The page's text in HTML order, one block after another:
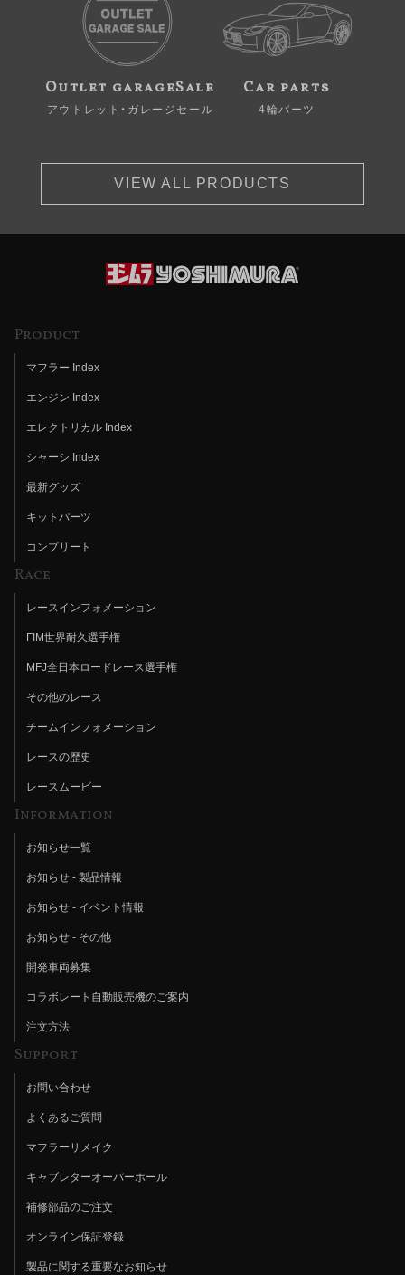
Outlet garageSale
アウトレット・ガレージセール
Car parts
4輪パーツ
VIEW ALL PRODUCTS
Product
マフラー Index
エンジン Index
エレクトリカル Index
シャーシ Index
最新グッズ
キットパーツ
コンプリート
Race
レースインフォメーション
FIM世界耐久選手権
MFJ全日本ロードレース選手権
その他のレース
チームインフォメーション
レースの歴史
レースムービー
Information
お知らせ一覧
お知らせ - 製品情報
お知らせ - イベント情報
お知らせ - その他
開発車両募集
コラボレート自動販売機のご案内
注文方法
Support
お問い合わせ
よくあるご質問
マフラーリメイク
キャブレターオーバーホール
補修部品のご注文
オンライン保証登録
製品に関する重要なお知らせ